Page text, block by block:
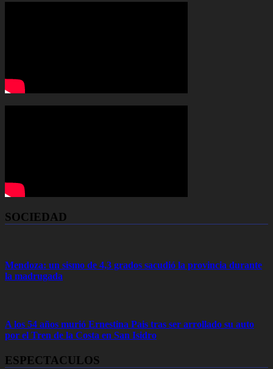
SOCIEDAD
Mendoza: un sismo de 4,3 grados sacudió la provincia durante
la madrugada
A los 54 años murió Ernestina Pais tras ser arrollado su auto
por el Tren de la Costa en San Isidro
ESPECTACULOS